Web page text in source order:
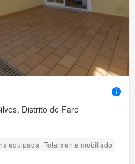
Distrito de Faro
equipada Totalmente mobiliado